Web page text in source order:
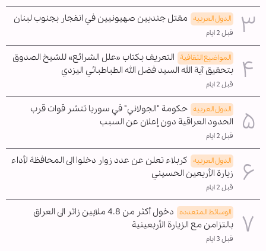
الدول العربیه مقتل جنديين صهيونيين في انفجار بجنوب لبنان
قبل 2 ايام
المواضیع الثقافية التعريف بكتاب «علل الشرائع» للشيخ الصدوق
بتحقيق آية الله السيد فضل الله الطباطبائي اليزدي
قبل 2 ايام
الدول العربیه حكومة "الجولاني" في سوريا تنشر قوات قرب
الحدود العراقية دون إعلان عن السبب
قبل 2 ايام
الدول العربیه كربلاء تعلن عن عدد زوار دخلوا الى المحافظة لأداء
زيارة الأربعين الحسيني
قبل 2 ايام
الوسائط المتعدده
دخول أكثر من 4.8 ملايين زائر الى العراق
بالتزامن مع الزيارة الأربعينية
قبل 3 ايام